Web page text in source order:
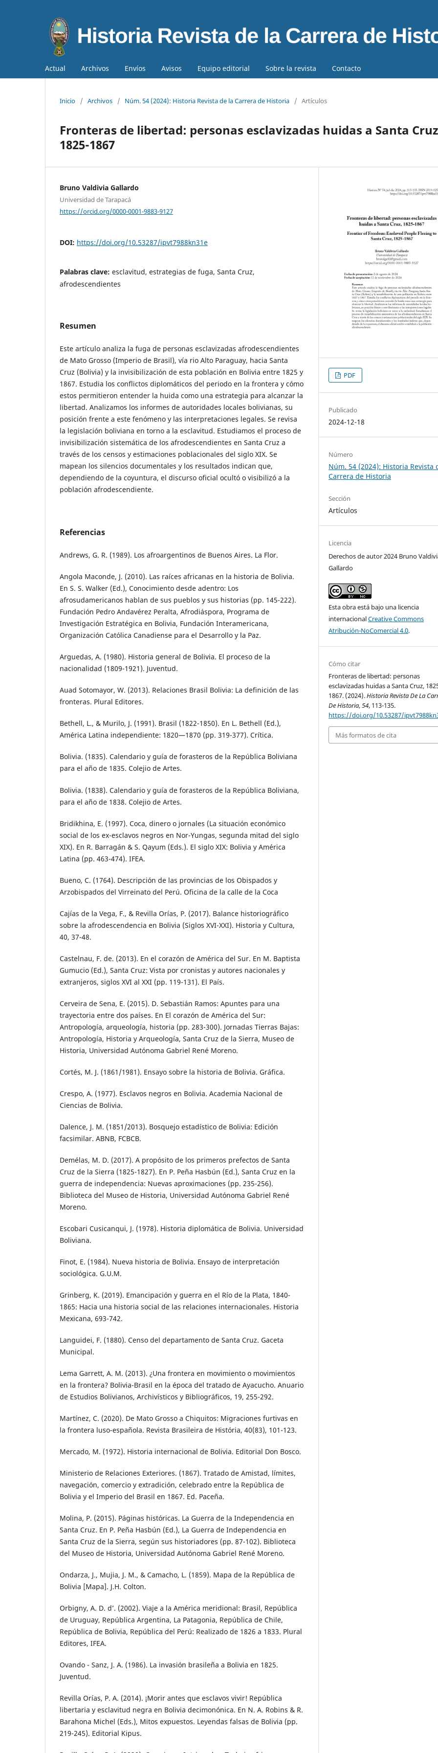
Actual Archivos Envíos Avisos Equipo editorial Sobre la revista Contacto
Inicio / Archivos / Núm. 54 (2024): Historia Revista de la Carrera de Historia / Artículos
Fronteras de libertad: personas esclavizadas huidas a Santa
1825-1867
Bruno Valdivia Gallardo
Universidad de Tarapacá
https://orcid.org/0000-0001-9883-9127
DOI: https://doi.org/10.53287/ipvt7988kn31e
Palabras clave: esclavitud, estrategias de fuga, Santa Cruz,
afrodescendientes
Resumen
Este artículo analiza la fuga de personas esclavizadas afrodescendientes
de Mato Grosso (Imperio de Brasil), vía rio Alto Paraguay, hacia Santa
Cruz (Bolivia) y la invisibilización de esta población en Bolivia entre 1825 y
1867. Estudia los conflictos diplomáticos del periodo en la frontera y cómo
estos permitieron entender la huida como una estrategia para alcanzar la
libertad. Analizamos los informes de autoridades locales bolivianas, su
posición frente a este fenómeno y las interpretaciones legales. Se revisa
la legislación boliviana en torno a la esclavitud. Estudiamos el proceso de
invisibilización sistemática de los afrodescendientes en Santa Cruz a
través de los censos y estimaciones poblacionales del siglo XIX. Se
mapean los silencios documentales y los resultados indican que,
dependiendo de la coyuntura, el discurso oficial ocultó o visibilizó a la
población afrodescendiente.
Referencias
Andrews, G. R. (1989). Los afroargentinos de Buenos Aires. La Flor.
Angola Maconde, J. (2010). Las raíces africanas en la historia de Bolivia.
En S. S. Walker (Ed.), Conocimiento desde adentro: Los
afrosudamericanos hablan de sus pueblos y sus historias (pp. 145-222).
Fundación Pedro Andavérez Peralta, Afrodiáspora, Programa de
Investigación Estratégica en Bolivia, Fundación Interamericana,
Organización Católica Canadiense para el Desarrollo y la Paz.
Arguedas, A. (1980). Historia general de Bolivia. El proceso de la
nacionalidad (1809-1921). Juventud.
Auad Sotomayor, W. (2013). Relaciones Brasil Bolivia: La definición de las
fronteras. Plural Editores.
Bethell, L., & Murilo, J. (1991). Brasil (1822-1850). En L. Bethell (Ed.),
América Latina independiente: 1820—1870 (pp. 319-377). Crítica.
Bolivia. (1835). Calendario y guía de forasteros de la República Boliviana
para el año de 1835. Colejio de Artes.
Bolivia. (1838). Calendario y guía de forasteros de la República Boliviana,
para el año de 1838. Colejio de Artes.
Bridikhina, E. (1997). Coca, dinero o jornales (La situación económico
social de los ex-esclavos negros en Nor-Yungas, segunda mitad del siglo
XIX). En R. Barragán & S. Qayum (Eds.). El siglo XIX: Bolivia y América
Latina (pp. 463-474). IFEA.
Bueno, C. (1764). Descripción de las provincias de los Obispados y
Arzobispados del Virreinato del Perú. Oficina de la calle de la Coca
Cajías de la Vega, F., & Revilla Orías, P. (2017). Balance historiográfico
sobre la afrodescendencia en Bolivia (Siglos XVI-XXI). Historia y Cultura,
40, 37-48.
Castelnau, F. de. (2013). En el corazón de América del Sur. En M. Baptista
Gumucio (Ed.), Santa Cruz: Vista por cronistas y autores nacionales y
extranjeros, siglos XVI al XXI (pp. 119-131). El País.
Cerveira de Sena, E. (2015). D. Sebastián Ramos: Apuntes para una
trayectoria entre dos países. En El corazón de América del Sur:
Antropología, arqueología, historia (pp. 283-300). Jornadas Tierras Bajas:
Antropología, Historia y Arqueología, Santa Cruz de la Sierra, Museo de
Historia, Universidad Autónoma Gabriel René Moreno.
Cortés, M. J. (1861/1981). Ensayo sobre la historia de Bolivia. Gráfica.
Crespo, A. (1977). Esclavos negros en Bolivia. Academia Nacional de
Ciencias de Bolivia.
Dalence, J. M. (1851/2013). Bosquejo estadístico de Bolivia: Edición
facsimilar. ABNB, FCBCB.
Demélas, M. D. (2017). A propósito de los primeros prefectos de Santa
Cruz de la Sierra (1825-1827). En P. Peña Hasbún (Ed.), Santa Cruz en la
guerra de independencia: Nuevas aproximaciones (pp. 235-256).
Biblioteca del Museo de Historia, Universidad Autónoma Gabriel René
Moreno.
Escobari Cusicanqui, J. (1978). Historia diplomática de Bolivia. Universidad
Boliviana.
Finot, E. (1984). Nueva historia de Bolivia. Ensayo de interpretación
sociológica. G.U.M.
Grinberg, K. (2019). Emancipación y guerra en el Río de la Plata, 1840-
1865: Hacia una historia social de las relaciones internacionales. Historia
Mexicana, 693-742.
Languidei, F. (1880). Censo del departamento de Santa Cruz. Gaceta
Municipal.
Lema Garrett, A. M. (2013). ¿Una frontera en movimiento o movimientos
en la frontera? Bolivia-Brasil en la época del tratado de Ayacucho. Anuario
de Estudios Bolivianos, Archivísticos y Bibliográficos, 19, 255-292.
Martínez, C. (2020). De Mato Grosso a Chiquitos: Migraciones furtivas en
la frontera luso-española. Revista Brasileira de História, 40(83), 101-123.
Mercado, M. (1972). Historia internacional de Bolivia. Editorial Don Bosco.
Ministerio de Relaciones Exteriores. (1867). Tratado de Amistad, límites,
navegación, comercio y extradición, celebrado entre la República de
Bolivia y el Imperio del Brasil en 1867. Ed. Paceña.
Molina, P. (2015). Páginas históricas. La Guerra de la Independencia en
Santa Cruz. En P. Peña Hasbún (Ed.), La Guerra de Independencia en
Santa Cruz de la Sierra, según sus historiadores (pp. 87-102). Biblioteca
del Museo de Historia, Universidad Autónoma Gabriel René Moreno.
Ondarza, J., Mujia, J. M., & Camacho, L. (1859). Mapa de la República de
Bolivia [Mapa]. J.H. Colton.
Orbigny, A. D. d’. (2002). Viaje a la América meridional: Brasil, República
de Uruguay, República Argentina, La Patagonia, República de Chile,
República de Bolivia, República del Perú: Realizado de 1826 a 1833. Plural
Editores, IFEA.
Ovando - Sanz, J. A. (1986). La invasión brasileña a Bolivia en 1825.
Juventud.
Revilla Orías, P. A. (2014). ¡Morir antes que esclavos vivir! República
libertaria y esclavitud negra en Bolivia decimonónica. En N. A. Robins & R.
Barahona Michel (Eds.), Mitos expuestos. Leyendas falsas de Bolivia (pp.
219-245). Editorial Kipus.
PDF
Publicado
2024-12-18
Número
Núm. 54 (2024): Historia Revista
Carrera de Historia
Sección
Artículos
Licencia
Derechos de autor 2024 Bruno
Gallardo
Esta obra está bajo una licencia
internacionalCreative Commons
Atribución-NoComercial 4.0.
Cómo citar
Fronteras de libertad: personas
esclavizadas huidas a Santa Cruz,
1867. (2024).Historia Revista De La
De Historia,54, 113-135.
https://doi.org/10.53287/
Más formatos de cita